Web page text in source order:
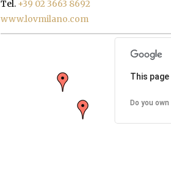
Tel. +39 02 3663 8692
www.lovmilano.com
This
Do you